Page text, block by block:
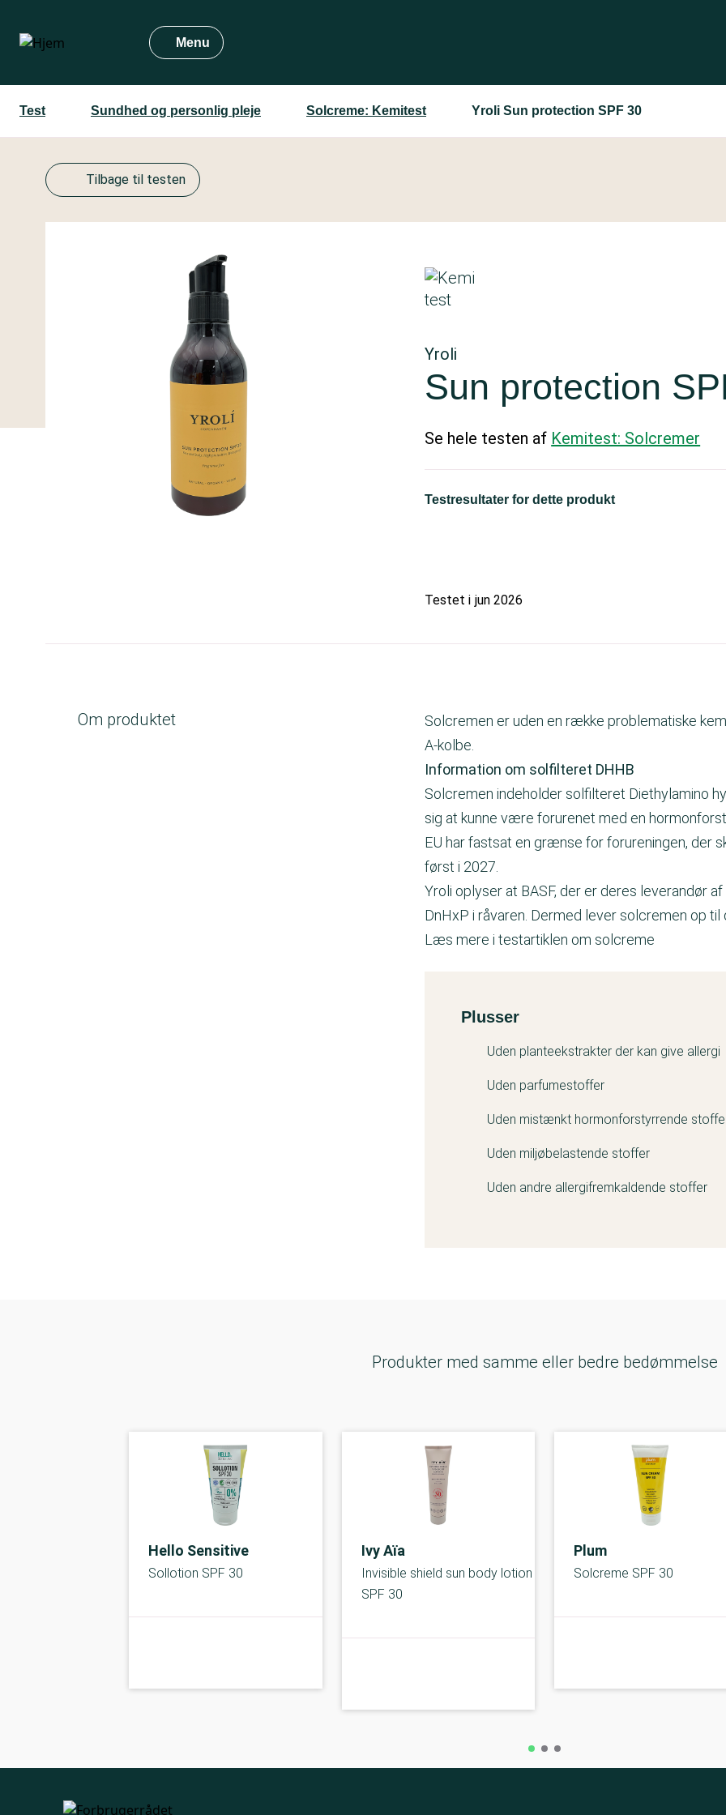
hovedindhold
Menu
Test Sundhed og personlig pleje Solcreme: Kemitest Yroli Sun protection SPF 30
Tilbage til testen
Yroli
Sun protection
Se hele testen af Kemitest: Solcremer
Testresultater for dette produkt
Testet i jun 2026
Om produktet
Solcremen er uden en række problematiske
A-kolbe.
Information om solfilteret DHHB
Solcremen indeholder solfilteret Diethylamino
sig at kunne være forurenet med en
EU har fastsat en grænse for forureningen,
først i 2027.
Yroli oplyser at BASF, der er deres leverandør
DnHxP i råvaren. Dermed lever solcremen op
Læs mere i testartiklen om solcreme
Kemitest
Plusser
Uden planteekstrakter der kan give allergi
Uden parfumestoffer
Uden mistænkt hormonforstyrrende
Uden miljøbelastende stoffer
Uden andre allergifremkaldende stoffer
Produkter med samme eller bedre bedømmelse
Hello Sensitive
Sollotion SPF 30
Ivy Aïa
Invisible shield sun body lotion
SPF 30
Plum
Solcreme SPF 30